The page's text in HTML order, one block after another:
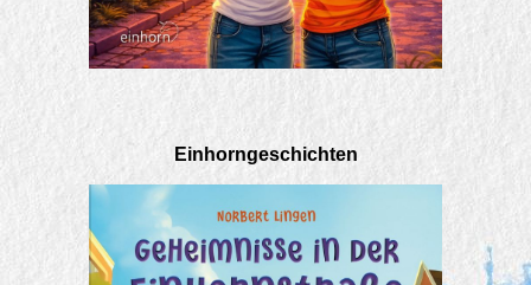
Einhorngeschichten